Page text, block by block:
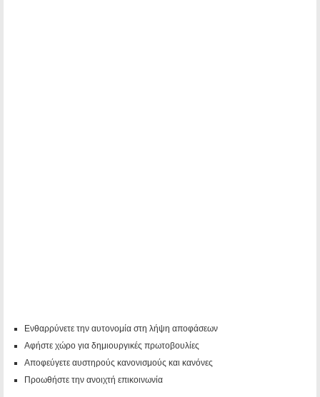
Ενθαρρύνετε την αυτονομία στη λήψη αποφάσεων
Αφήστε χώρο για δημιουργικές πρωτοβουλίες
Αποφεύγετε αυστηρούς κανονισμούς και κανόνες
Προωθήστε την ανοιχτή επικοινωνία